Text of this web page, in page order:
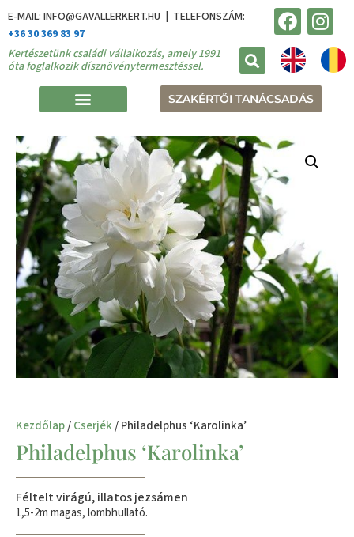
E-MAIL: INFO@GAVALLERKERT.HU | TELEFONSZÁM:
+36 30 369 83 97
Kertészetünk családi vállalkozás, amely 1991
óta foglalkozik dísznövénytermesztéssel.
SZAKÉRTŐI TANÁCSADÁS
Kezdőlap/Cserjék/ Philadelphus ‘Karolinka’
Philadelphus ‘Karolinka’
Féltelt virágú, illatos jezsámen
1,5-2m magas, lombhullató.